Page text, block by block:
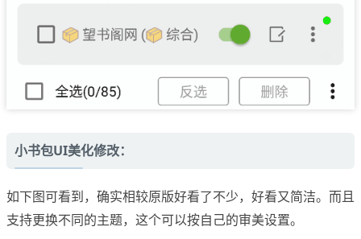
小书包UI美化修改：
如下图可看到，确实相较原版好看了不少，好看又简洁。而且
支持更换不同的主题，这个可以按自己的审美设置。